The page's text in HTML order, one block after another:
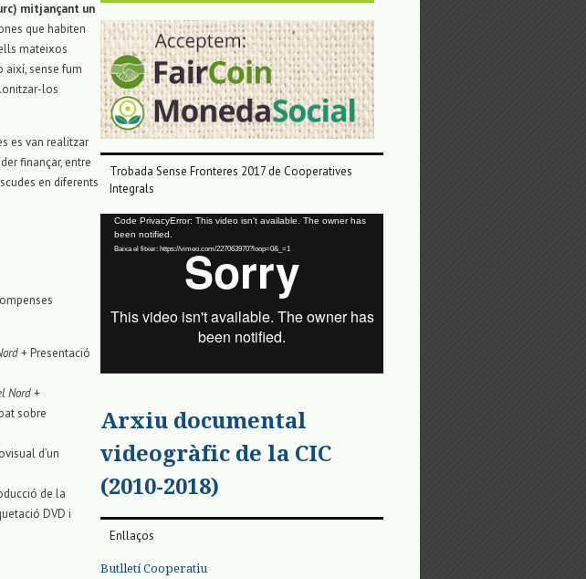
mitjançant un
que habiten
mateixos
sense fum
los
es van realitzar
finançar, entre
en diferents
+ Presentació
Nord+
sobre
d’un
de la
DVD i
Trobada Sense Fronteres 2017 de Cooperatives
Integrals
Reproductor
vídeo
Code PrivacyError: This video isn't available. The owner has
been notified.
Baixa el fitxer: https://vimeo.com/227063970?loop=0&_=1
Arxiu documental
videogràfic de la CIC
(2010-2018)
Enllaços
Butlletí Cooperatiu